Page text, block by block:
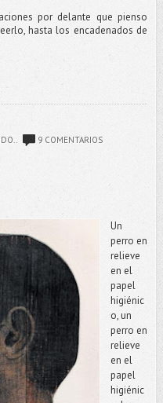
por delante que pienso
hasta los encadenados de
9 COMENTARIOS
Un
perro en
relieve
en el
papel
higiénic
o, un
perro en
relieve
en el
papel
higiénic